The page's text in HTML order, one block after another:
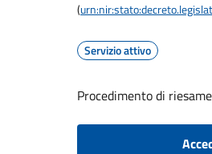
(
Servizio attivo
Procedimento di